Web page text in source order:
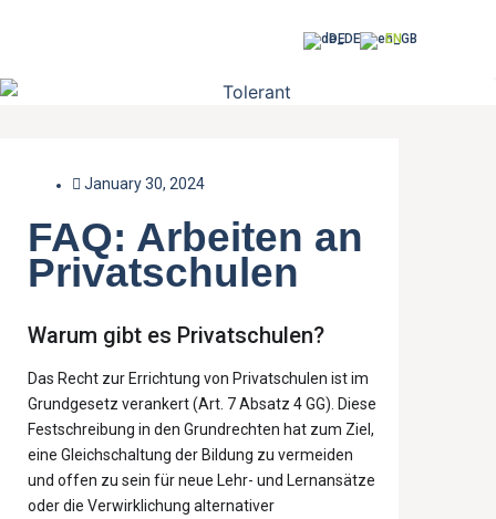
DE EN
January 30, 2024
FAQ: Arbeiten an
Privatschulen
Warum gibt es Privatschulen?
Das Recht zur Errichtung von Privatschulen ist im
Grundgesetz verankert (Art. 7 Absatz 4 GG). Diese
Festschreibung in den Grundrechten hat zum Ziel,
eine Gleichschaltung der Bildung zu vermeiden
und offen zu sein für neue Lehr- und Lernansätze
oder die Verwirklichung alternativer